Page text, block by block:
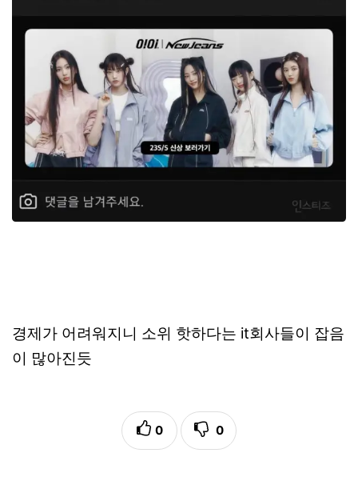
경제가 어려워지니 소위 핫하다는 it회사들이 잡음
이 많아진듯
0 0